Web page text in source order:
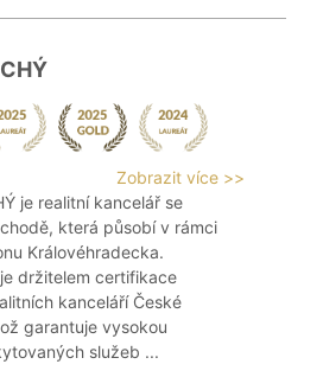
Zobrazit více >>
je realitní kancelář se
která působí v rámci
Královéhradecka.
držitelem certifikace
kanceláří České
garantuje vysokou
služeb ...